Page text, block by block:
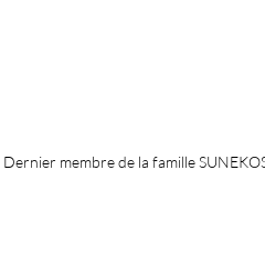
Dernier membre de la famille